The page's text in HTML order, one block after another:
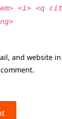
<i> <q
and website